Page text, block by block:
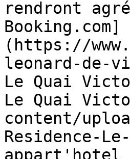
rendront
Booking.com]
(https://
leonard-de-
Le Quai
Le Quai
content/
Residence-
appart'hotel